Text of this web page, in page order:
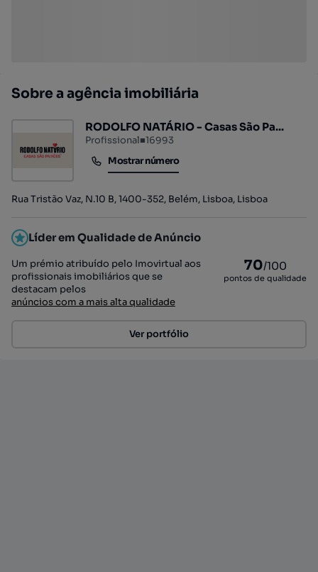
Sobre a agência imobiliária
RODOLFO NATÁRIO - Casas São Pa...
Profissional■16993
Mostrar número
Mostrar número
Rua Tristão Vaz, N.10 B, 1400-352, Belém, Lisboa, Lisboa
Líder em Qualidade de Anúncio
Um prémio atribuído pelo Imovirtual aos
profissionais imobiliários que se
destacam pelos
anúncios com a mais alta qualidade
70/100
pontos de qualidade
Ver portfólio